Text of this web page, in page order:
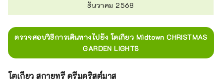
ธันวาคม 2568
ตรวจสอบวิธีการเดินทางไปยัง โตเกียว Midtown CHRISTMAS
GARDEN LIGHTS
โตเกียว สกายทรี ดรีมคริสต์มาส